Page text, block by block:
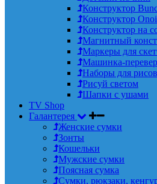
Конструктор
Конструктор
Конструктор на
Магнитный
Маркеры для
Машинка-
Наборы для
Рисуй светом
Шапки с ушами
TV Shop
Галантерея
Женские сумки
Зонты
Кошельки
Мужские сумки
Поясная сумка
Сумки, рюкзаки,